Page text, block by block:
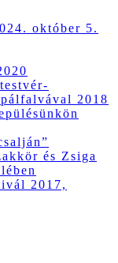
október 5.
2018
és Zsiga
2017,